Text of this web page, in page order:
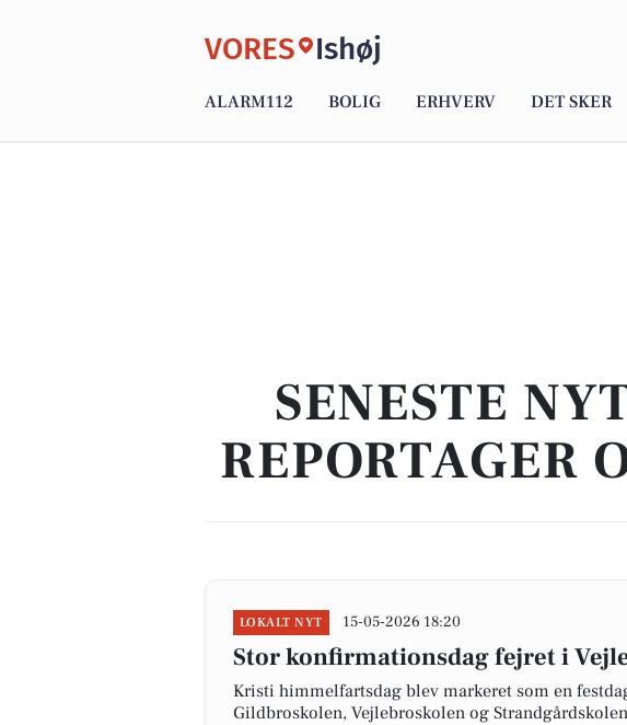
VORES Ishøj
ALARM112 BOLIG ERHVERV DET SKER
SENESTE
REPORTAGER
LOKALT NYT 15-05-2026 18:20
Stor konfirmationsdag fejret i
Kristi himmelfartsdag blev markeret som en
Gildbroskolen, Vejlebroskolen og